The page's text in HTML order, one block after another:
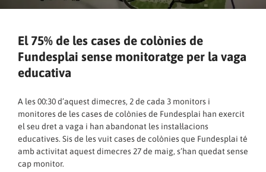
El 75% de les cases de colònies de
Fundesplai sense monitoratge per la vaga
educativa
A les 00:30 d’aquest dimecres, 2 de cada 3 monitors i
monitores de les cases de colònies de Fundesplai han exercit
el seu dret a vaga i han abandonat les instal·lacions
educatives. Sis de les vuit cases de colònies que Fundesplai té
amb activitat aquest dimecres 27 de maig, s’han quedat sense
cap monitor.